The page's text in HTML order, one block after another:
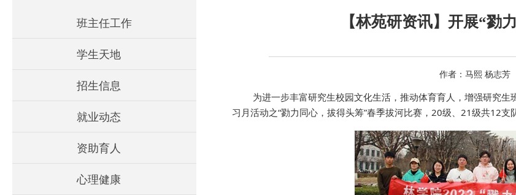
班主任工作
学生天地
招生信息
就业动态
资助育人
心理健康
【林苑研资讯】开展“勠
作者：马熙 杨志
为进一步丰富研究生校园文化生活，推动体育育人，增强研究
习月活动之“勠力同心，拔得头筹”春季拔河比赛，20级、21级共12支